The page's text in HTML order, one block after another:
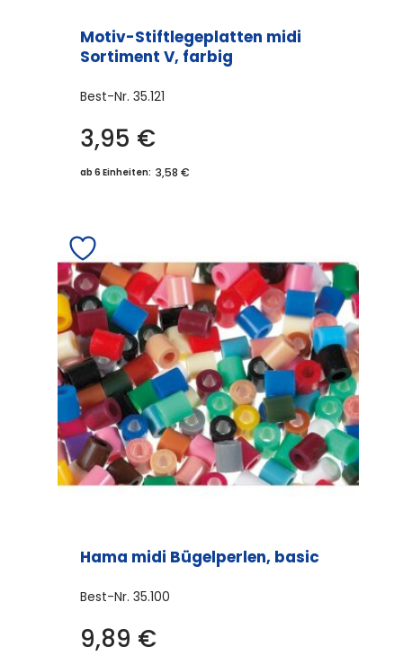
Motiv-Stiftlegeplatten midi
Sortiment V, farbig
Best-Nr. 35.121
3,95 €
ab 6 Einheiten: 3,58 €
Hama midi Bügelperlen, basic
Best-Nr. 35.100
9,89 €